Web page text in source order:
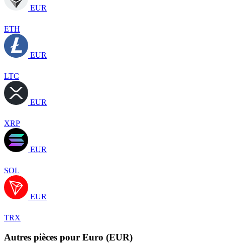
EUR
ETH
EUR
LTC
EUR
XRP
EUR
SOL
EUR
TRX
Autres pièces pour Euro (EUR)